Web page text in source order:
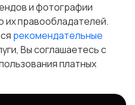
и фотографии
правообладателей.
рекомендательные
Вы соглашаетесь c
платных
Правила сервиса